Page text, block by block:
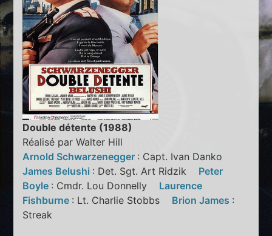
Double détente (1988)
Réalisé par Walter Hill
Arnold Schwarzenegger : Capt. Ivan Danko
James Belushi : Det. Sgt. Art Ridzik Peter
Boyle : Cmdr. Lou Donnelly Laurence
Fishburne : Lt. Charlie Stobbs Brion James :
Streak